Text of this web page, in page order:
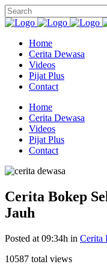
Home
Cerita Dewasa
Videos
Pijat Plus
Contact
Home
Cerita Dewasa
Videos
Pijat Plus
Contact
Cerita Bokep
Jauh
Posted at 09:34h in Cerita
10587 total views